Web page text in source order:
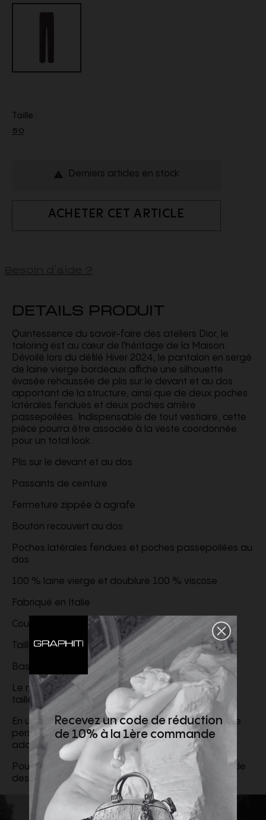
Taille :
50
 Derniers articles en stock
ACHETER CET ARTICLE
DETAILS PRODUIT
Quintessence du savoir-faire des ateliers Dior, le
tailoring est au cœur de l'héritage de la Maison.
Dévoilé lors du défilé Hiver 2024, le pantalon en sergé
de laine vierge bordeaux affiche une silhouette
évasée rehaussée de plis sur le devant et au dos
apportant de la structure, ainsi que de deux poches
latérales fendues et deux poches arrière
passepoilées. Indispensable de tout vestiaire, cette
pièce pourra être associée à la veste coordonnée
pour un total look.
Plis sur le devant et au dos
Passants de ceinture
Fermeture zippée à agrafe
Bouton recouvert au dos
Poches latérales fendues et poches passepoilées au
dos
100 % laine vierge et doublure 100 % viscose
Fabriqué en Italie
Coupe large
Taille mi-haute
Bas : 26 cm (taille 48)
Le mannequin mesure 188 cm et porte l'article en
taille FR 48
En utilisant notre outil de recommandation de taille
personnalisée, vous obtiendrez la taille la plus
adaptée à votre morphologie
Pour plus d'informations, merci de consulter le guide
des tailles
Recevez un code de réduction
de 10% à la 1ère commande